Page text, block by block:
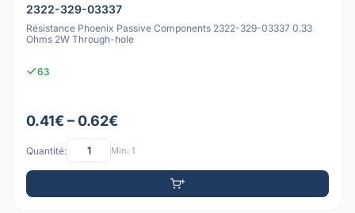
2322-329-03337
Résistance Phoenix Passive Components 2322-329-03337 0.33
Ohms 2W Through-hole
63
0.41€ – 0.62€
Quantité: Min: 1